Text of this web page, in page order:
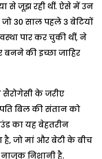
से जूझ रही थीं. ऐसे में उन
जो 30 साल पहले 3 बेटियों
पार कर चुकी थीं, ने
की इच्छा जाहिर
के जरीए
बिल की संतान को
का यह बेहतरीन
जो मां और बेटी के बीच
निशानी है.